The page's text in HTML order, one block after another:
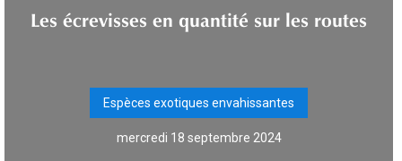
Les écrevisses en quantité sur les routes
Espèces exotiques envahissantes
mercredi 18 septembre 2024